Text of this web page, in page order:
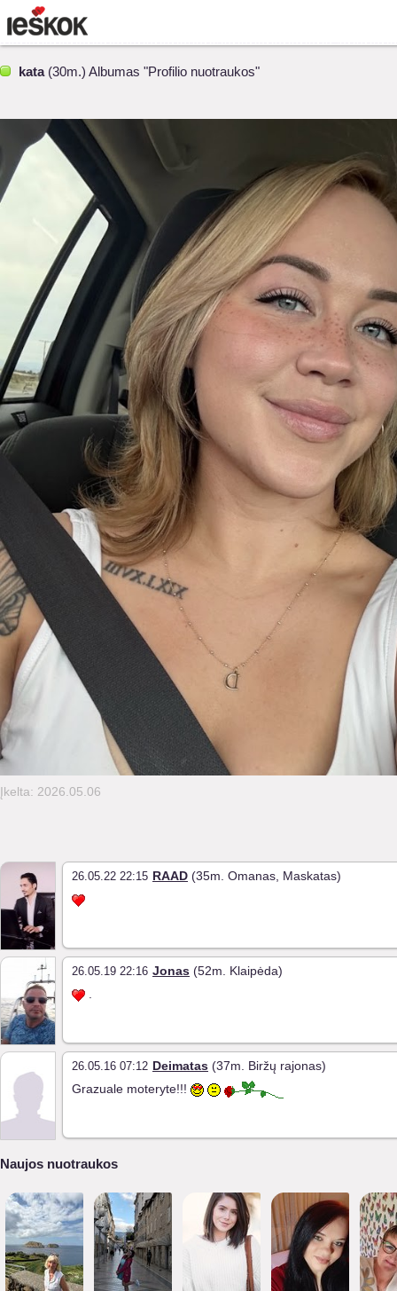
kata(30m.) Albumas "Profilio nuotraukos"
Įkelta: 2026.05.06
26.05.22 22:15 RAAD (35m. Omanas, Maskatas)
26.05.19 22:16 Jonas (52m. Klaipėda)
26.05.16 07:12 Deimatas (37m. Biržų rajonas)
Grazuale moteryte!!!
Naujos nuotraukos